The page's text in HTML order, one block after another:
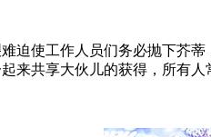
迫使工作人员们务必抛下芥
来共享大伙儿的获得，所有